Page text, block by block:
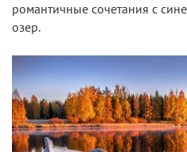
романтичные сочетания с
озер.